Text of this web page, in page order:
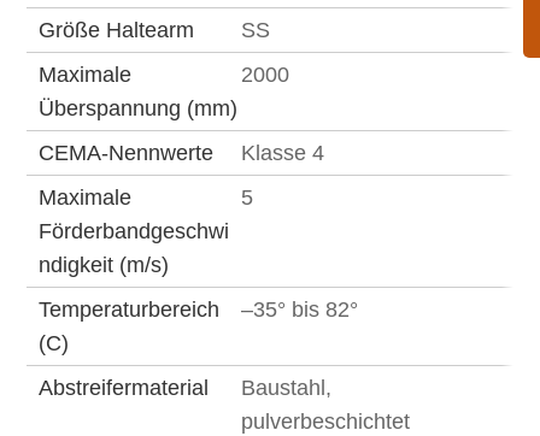
Größe Haltearm
SS
Maximale
Überspannung (mm)
2000
CEMA-Nennwerte
Klasse 4
Maximale
Förderbandgeschwi
ndigkeit (m/s)
5
Temperaturbereich
(C)
–35° bis 82°
Abstreifermaterial
Baustahl,
pulverbeschichtet